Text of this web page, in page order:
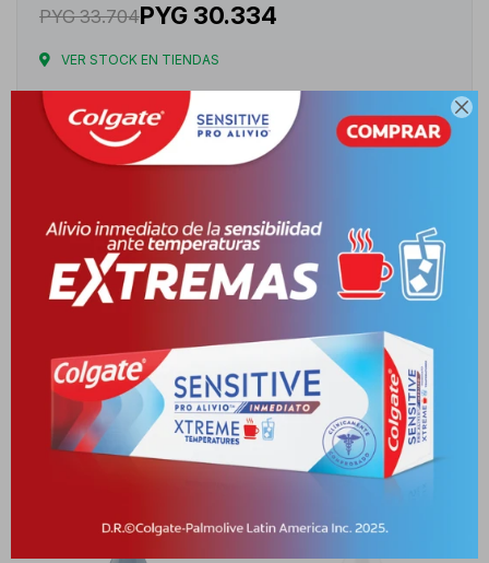

PYG 33.704PYG 30.334
VER STOCK EN TIENDAS
Envíos
Cambios y Devoluciones
Medios de pago
Productos que te pueden interesar